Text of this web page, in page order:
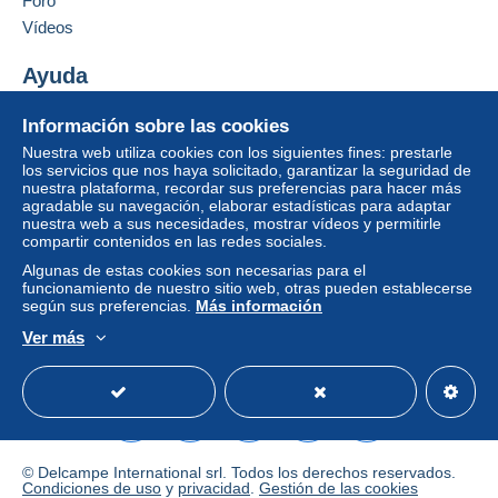
vendedor al comprador. Una compra no pagada
comprador.
cláusulas relativas al pago, estas se considerarán
nulas. Las condiciones de pago de la página web
Delcampe, tal y como se definen en las
condiciones de uso, son las únicas aplicables.
Las compras deben pagarse en un plazo de14
del vendedor.
frais de port en fonction du poIDS lettre verte , lettre
suivie a votre choix
aucun remboursement ne sera effectue en cas de
les evaluations injustifiees seront contestees
merci de repondre a mes evaluations
Información sobre las cookies
Nuestra web utiliza cookies con los siguientes fines: prestarle
los servicios que nos haya solicitado, garantizar la seguridad de
nuestra plataforma, recordar sus preferencias para hacer más
agradable su navegación, elaborar estadísticas para adaptar
nuestra web a sus necesidades, mostrar vídeos y permitirle
compartir contenidos en las redes sociales.
Algunas de estas cookies son necesarias para el
funcionamiento de nuestro sitio web, otras pueden establecerse
según sus preferencias. Más información
Ver más
Vídeos
Ayuda
Comprar en Delcampe
Vender en Delcampe
Una página securizada
© Delcampe International srl. Todos los derechos reservados.
Condiciones de uso y privacidad. Gestión de las cookies